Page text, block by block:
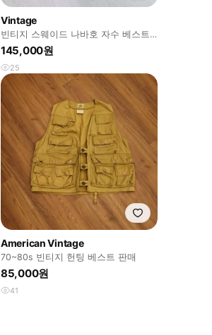
Vintage
빈티지 스웨이드 나바호 자수 베스트
공용
145,000원
25
American Vintage
70~80s 빈티지 헌팅 베스트 판매
85,000원
41